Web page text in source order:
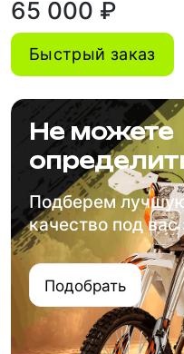
65 000 ₽
Быстрый заказ
Не можете
Подберем
качество под вас
Подобрать